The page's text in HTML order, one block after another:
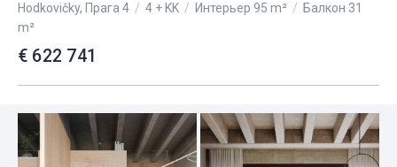
Hodkovičky, Прага 4 / 4 + KK / Интерьер 95 m² / Балкон 31
m²
€ 622 741